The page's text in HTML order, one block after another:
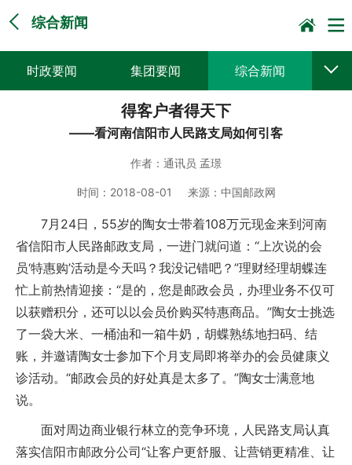
综合新闻
时政要闻 集团要闻 综合新闻
党建动态
得客户者得天下
——看河南信阳市人民路支局如何引客
作者： 通讯员 孟璟
时间： 2018-08-01 来源： 中国邮政网
7月24日，55岁的陶女士带着108万元现金来到河南
省信阳市人民路邮政支局，一进门就问道：“上次说的会
员‘特惠购’活动是今天吗？我没记错吧？”理财经理胡蝶连
忙上前热情迎接：“是的，您是邮政会员，办理业务不仅可
以获赠积分，还可以以会员价购买特惠商品。”陶女士挑选
了一袋大米、一桶油和一箱牛奶，胡蝶熟练地扫码、结
账，并邀请陶女士参加下个月支局即将举办的会员健康义
诊活动。“邮政会员的好处真是太多了。”陶女士满意地
说。
面对周边商业银行林立的竞争环境，人民路支局认真
落实信阳市邮政分公司“让客户更舒服、让营销更精准、让